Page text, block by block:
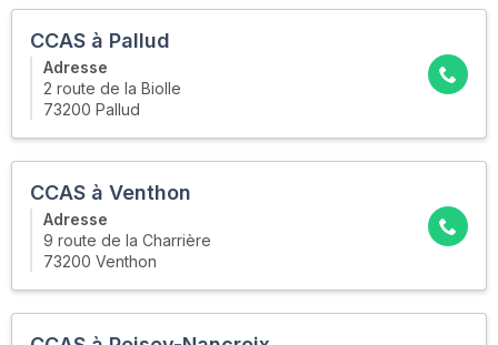
CCAS à Pallud
Adresse
2 route de la Biolle
73200 Pallud
CCAS à Venthon
Adresse
9 route de la Charrière
73200 Venthon